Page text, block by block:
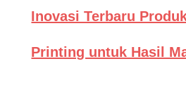
Inovasi Terbaru
Printing untuk Hasil